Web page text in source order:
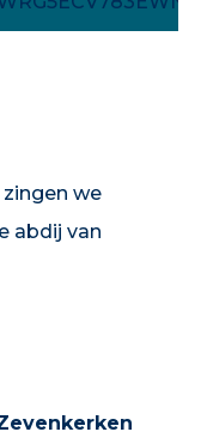
we
abdij van